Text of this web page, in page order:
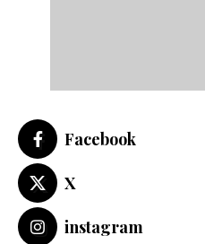
Facebook
X
instagram